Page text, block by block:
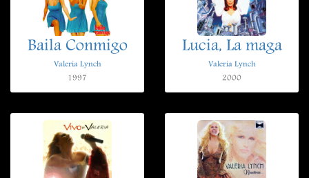
Baila Conmigo
Valeria Lynch
1997
Lucia, La maga
Valeria Lynch
2000